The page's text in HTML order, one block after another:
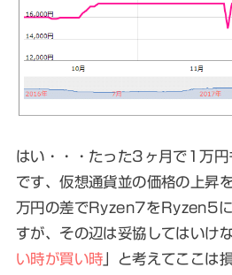
はい・・・ たった3ヶ月で1万円
です、仮想通貨並の価格の上昇
万円の差でRyzen7をRyzen5に
すが、その辺は妥協してはいけ
い時が買い時 」と考えてここは